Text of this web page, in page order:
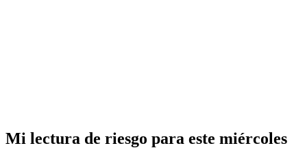
Mi lectura de riesgo para este miércoles